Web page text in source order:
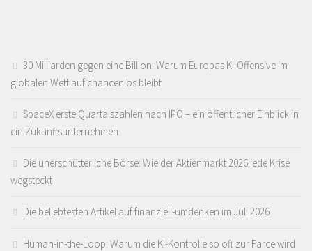
30 Milliarden gegen eine Billion: Warum Europas KI-Offensive im
globalen Wettlauf chancenlos bleibt
SpaceX erste Quartalszahlen nach IPO – ein öffentlicher Einblick in
ein Zukunftsunternehmen
Die unerschütterliche Börse: Wie der Aktienmarkt 2026 jede Krise
wegsteckt
Die beliebtesten Artikel auf finanziell-umdenken im Juli 2026
Human-in-the-Loop: Warum die KI-Kontrolle so oft zur Farce wird